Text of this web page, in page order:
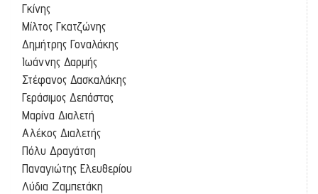
Γκίνης
Μίλτος Γκατζώνης
Δημήτρης Γοναλάκης
Ιωάννης Δαρμής
Στέφανος Δασκαλάκης
Γεράσιμος Δεπάστας
Μαρίνα Διαλετή
Αλέκος Διαλετής
Πόλυ Δραγάτση
Παναγιώτης Ελευθερίου
Λύδια Ζαμπετάκη